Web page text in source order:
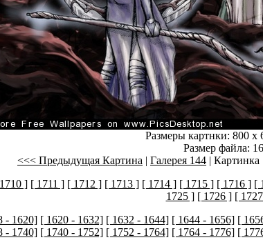
Размеры картнки: 800 x
Размер файла:
<<< Предыдущая Картина | Галерея 144 | Картинка
] [ 1711 ] [ 1712 ] [ 1713 ] [ 1714 ] [ 1715 ] [ 1716 ] [
1725 ] [ 1726 ] [
- 1620] [ 1620 - 1632] [ 1632 - 1644] [ 1644 - 1656] [
- 1740] [ 1740 - 1752] [ 1752 - 1764] [ 1764 - 1776] [